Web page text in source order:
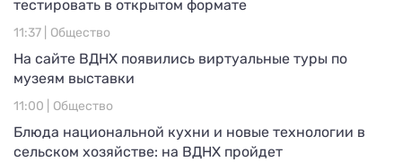
тестировать в открытом формате
11:37 | Общество
На сайте ВДНХ появились виртуальные туры по
музеям выставки
11:00 | Общество
Блюда национальной кухни и новые технологии в
сельском хозяйстве: на ВДНХ пройдет